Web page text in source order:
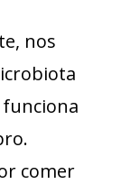
nos
comer